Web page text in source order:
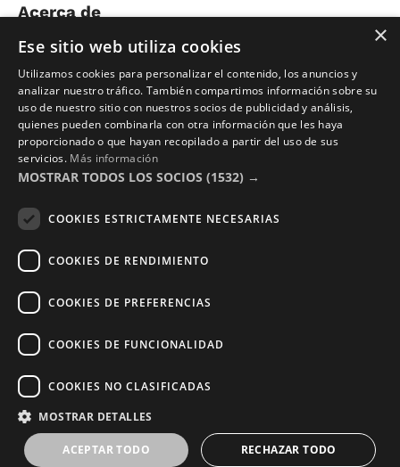
Acerca de
Nosotros
Contacto
Aviso Legal
Política de Privacidad
Términos y Condiciones
Photocalls eventos
Photocall Boda y Novios
Copyright © 2016 – 2026 ZonaPlotter.com. All rights
×
Ese sitio web utiliza cookies
Utilizamos cookies para personalizar el contenido, los anuncios y
analizar nuestro tráfico. También compartimos información sobre su
uso de nuestro sitio con nuestros socios de publicidad y análisis,
quienes pueden combinarla con otra información que les haya
proporcionado o que hayan recopilado a partir del uso de sus
servicios. Más información
MOSTRAR TODOS LOS SOCIOS (1532) →
COOKIES ESTRICTAMENTE NECESARIAS
COOKIES DE RENDIMIENTO
COOKIES DE PREFERENCIAS
COOKIES DE FUNCIONALIDAD
COOKIES NO CLASIFICADAS
MOSTRAR DETALLES
ACEPTAR TODO RECHAZAR TODO